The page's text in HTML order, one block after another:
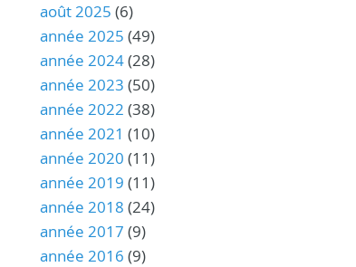
août 2025 (6)
année 2025 (49)
année 2024(28)
année 2023 (50)
année 2022 (38)
année 2021 (10)
année 2020 (11)
année 2019 (11)
année 2018 (24)
année 2017 (9)
année 2016 (9)